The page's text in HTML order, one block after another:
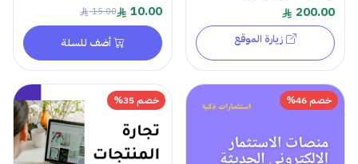
200.00
زيارة الموقع
10.00
15.00
أضف للسلة
خصم 46% خصم 35%